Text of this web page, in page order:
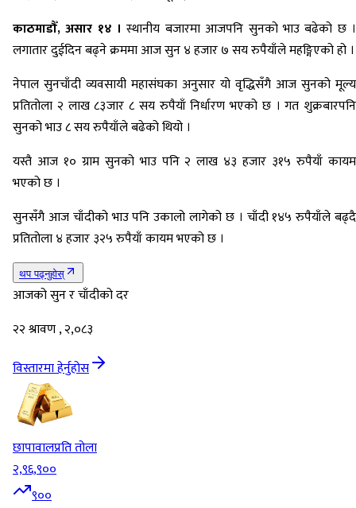
काठमाडौँ, असार १४ । स्थानीय बजारमा आजपनि सुनको भाउ बढेको छ ।
लगातार दुईदिन बढ्ने क्रममा आज सुन ४ हजार ७ सय रुपैयाँले महङ्गिएको हो ।
नेपाल सुनचाँदी व्यवसायी महासंघका अनुसार यो वृद्धिसँगै आज सुनको मूल्य
प्रतितोला २ लाख ८३जार ८ सय रुपैयाँ निर्धारण भएको छ । गत शुक्रबारपनि
सुनको भाउ ८ सय रुपैयाँले बढेको थियो ।
यस्तै आज १० ग्राम सुनको भाउ पनि २ लाख ४३ हजार ३१५ रुपैयाँ कायम
भएको छ ।
सुनसँगै आज चाँदीको भाउ पनि उकालो लागेको छ । चाँदी १४५ रुपैयाँले बढ्दै
प्रतितोला ४ हजार ३२५ रुपैयाँ कायम भएको छ ।
थप पढ्नुहोस्
आजको सुन र चाँदीको दर
२२ श्रावण , २,०८३
विस्तारमा हेर्नुहोस
छापावालप्रति तोला
२,९६,९००
९००